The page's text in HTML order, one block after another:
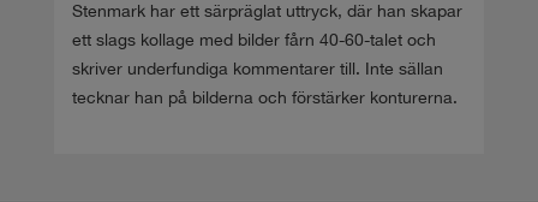
Stenmark har ett särpräglat uttryck, där han skapar
ett slags kollage med bilder fårn 40-60-talet och
skriver underfundiga kommentarer till. Inte sällan
tecknar han på bilderna och förstärker konturerna.